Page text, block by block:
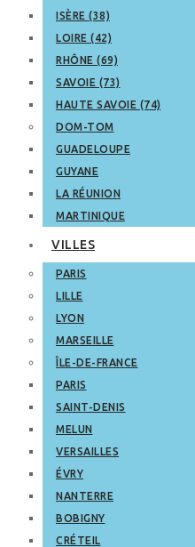
ISÈRE (38)
LOIRE (42)
RHÔNE (69)
SAVOIE (73)
HAUTE SAVOIE (74)
DOM-TOM
GUADELOUPE
GUYANE
LA RÉUNION
MARTINIQUE
VILLES
PARIS
LILLE
LYON
MARSEILLE
ÎLE-DE-FRANCE
PARIS
SAINT-DENIS
MELUN
VERSAILLES
ÉVRY
NANTERRE
BOBIGNY
CRÉTEIL